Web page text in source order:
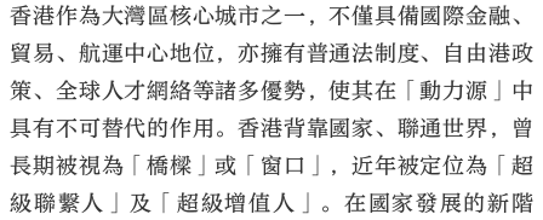
香港作為大灣區核心城市之一，不僅具備國際金融、
貿易、航運中心地位，亦擁有普通法制度、自由港政
策、全球人才網絡等諸多優勢，使其在「動力源」中
具有不可替代的作用。香港背靠國家、聯通世界，曾
長期被視為「橋樑」或「窗口」，近年被定位為「超
級聯繫人」及「超級增值人」。在國家發展的新階